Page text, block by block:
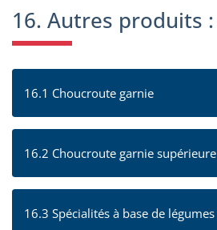
16. Autres produits :
16.1 Choucroute garnie
16.2 Choucroute garnie supérieure
16.3 Spécialités à base de légumes